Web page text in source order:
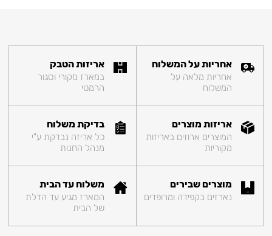
אחריות על המשלוח
אחריות מלאה על
המשלוח
אריזות הטבק
במארז מקורי וסגור
הרמטי
אריזות מוצרים
המוצרים ארוזים באריזות
מקוריות
בדיקת משלוח
כל אריזה נבדקת ע"י
מנהל החנות
מוצרים שבירים
נארזים בקפידה ומרופדים
משלוח עד הבית
המארז מגיע עד הדלת
של הבית